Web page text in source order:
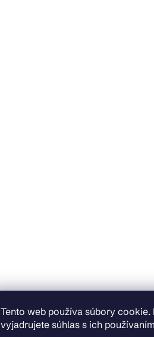
Tento web používa súbory
vyjadrujete súhlas s ich